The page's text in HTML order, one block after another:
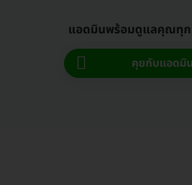
แอดมินพร้อมดูแลคุณทุก
คุยกับแอดมิ